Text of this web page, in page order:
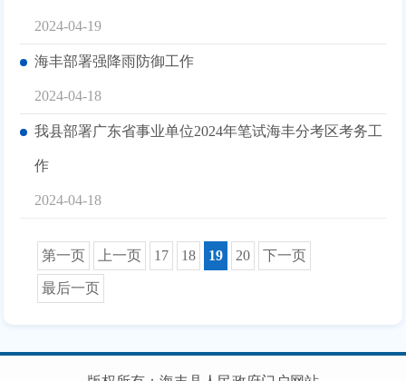
2024-04-19
海丰部署强降雨防御工作
2024-04-18
我县部署广东省事业单位2024年笔试海丰分考区考务工
作
2024-04-18
第一页 上一页 17 18 19 20 下一页
最后一页